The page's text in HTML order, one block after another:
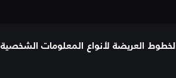
العريضة لأنواع المعلومات الشخصية